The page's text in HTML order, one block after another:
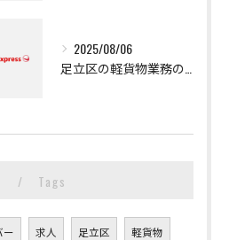
2025/08/06
Tags
ー 求人 足立区 軽貨物